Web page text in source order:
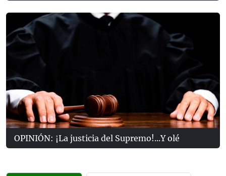
OPINIÓN: ¡La justicia del Supremo!...Y olé